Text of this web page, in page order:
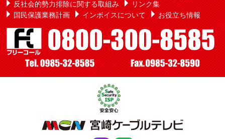
反社会的勢力排除に関する取組み
リンク集
国民保護業務計画
インボイスについて お役立ち情報